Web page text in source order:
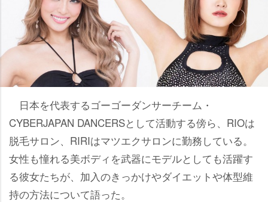
日本を代表するゴーゴーダンサーチーム・
CYBERJAPAN DANCERSとして活動する傍ら、RIOは
脱毛サロン、RIRIはマツエクサロンに勤務している。
女性も憧れる美ボディを武器にモデルとしても活躍す
る彼女たちが、加入のきっかけやダイエットや体型維
持の方法について語った。